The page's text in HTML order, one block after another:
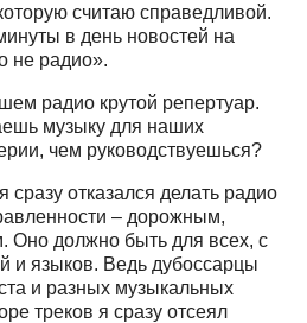
считаю справедливой.
в день новостей на
не радио».
радио крутой репертуар.
музыку для наших
чем руководствуешься?
сразу отказался делать радио
– дорожным,
Оно должно быть для всех, с
и языков. Ведь дубоссарцы
и разных музыкальных
треков я сразу отсеял